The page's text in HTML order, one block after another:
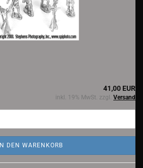
41,00 EUR
inkl. 19% MwSt. zzgl. Versand
IN DEN WARENKORB